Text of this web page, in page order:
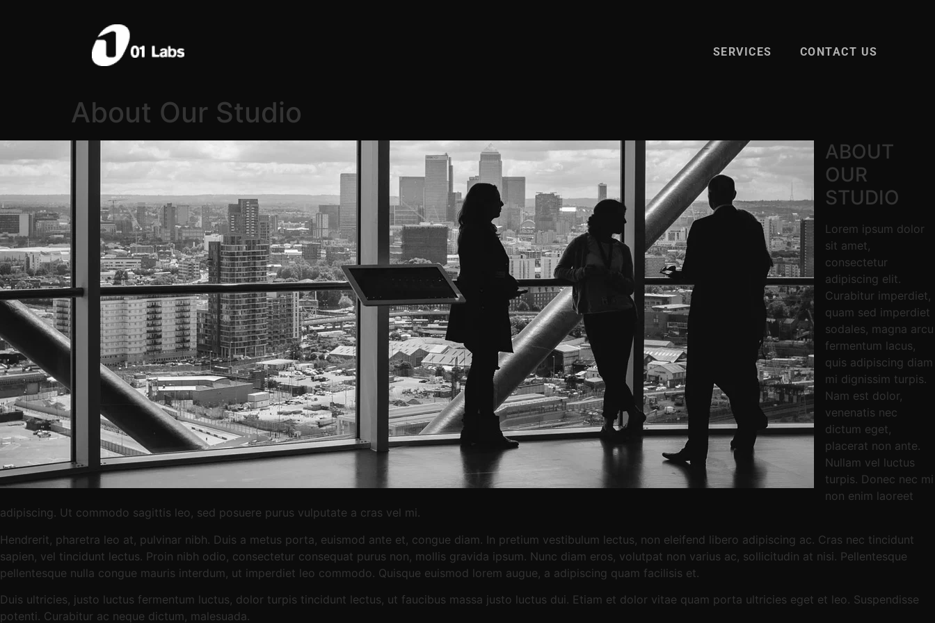
SERVICES CONTACT US
About Our Studio
ABOUT
OUR
STUDIO
Lorem ipsum dolor
sit amet,
consectetur
adipiscing elit.
Curabitur imperdiet,
quam sed imperdiet
sodales, magna arcu
fermentum lacus,
quis adipiscing diam
mi dignissim turpis.
Nam est dolor,
venenatis nec
dictum eget,
placerat non ante.
Nullam vel luctus
turpis. Donec nec mi
non enim laoreet
adipiscing. Ut commodo sagittis leo, sed posuere purus vulputate a cras vel mi.
Hendrerit, pharetra leo at, pulvinar nibh. Duis a metus porta, euismod ante et, congue diam. In pretium vestibulum lectus, non eleifend libero adipiscing ac. Cras nec tincidunt
sapien, vel tincidunt lectus. Proin nibh odio, consectetur consequat purus non, mollis gravida ipsum. Nunc diam eros, volutpat non varius ac, sollicitudin at nisi. Pellentesque
pellentesque nulla congue mauris interdum, ut imperdiet leo commodo. Quisque euismod lorem augue, a adipiscing quam facilisis et.
Duis ultricies, justo luctus fermentum luctus, dolor turpis tincidunt lectus, ut faucibus massa justo luctus dui. Etiam et dolor vitae quam porta ultricies eget et leo. Suspendisse
potenti. Curabitur ac neque dictum, malesuada.